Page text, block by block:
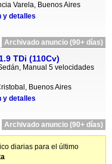
Varela, Buenos Aires
y detalles
Archivado anuncio (90+ días)
TDi (110Cv)
Manual 5 velocidades
Buenos Aires
y detalles
Archivado anuncio (90+ días)
diarias para el último